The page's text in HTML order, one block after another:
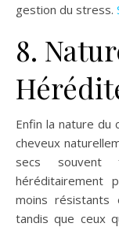
gestion du stress.
8.
Enfin la nature du
cheveux
secs souvent
héréditairement
moins résistants
tandis que ceux